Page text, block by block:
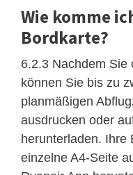
Wie komme
Bordkarte?
6.2.3 Nachdem Sie
können Sie bis zu
planmäßigen
ausdrucken oder
herunterladen. Ihre
einzelne A4-Seite